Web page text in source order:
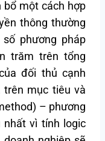
bổ một cách hợp
thông thường
phương pháp
trăm trên tổng
đối thủ cạnh
trên mục tiêu và
– phương
nhất vì tính logic